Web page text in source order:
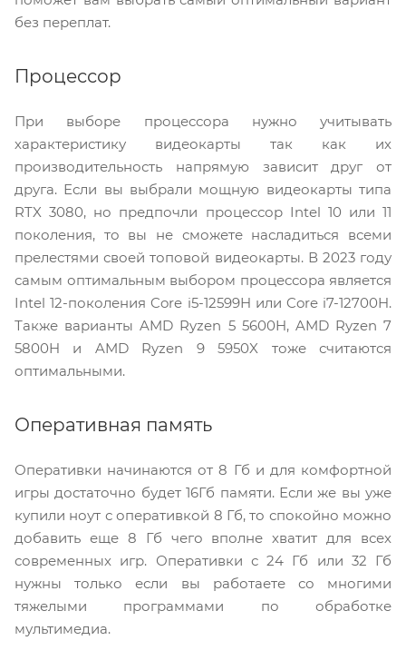
без переплат.
Процессор
При выборе процессора нужно учитывать
характеристику видеокарты так как их
производительность напрямую зависит друг от
друга. Если вы выбрали мощную видеокарты типа
RTX 3080, но предпочли процессор Intel 10 или 11
поколения, то вы не сможете насладиться всеми
прелестями своей топовой видеокарты. В 2023 году
самым оптимальным выбором процессора является
Intel 12-поколения Core i5-12599H или Core i7-12700H.
Также варианты AMD Ryzen 5 5600H, AMD Ryzen 7
5800H и AMD Ryzen 9 5950X тоже считаются
оптимальными.
Оперативная память
Оперативки начинаются от 8 Гб и для комфортной
игры достаточно будет 16Гб памяти. Если же вы уже
купили ноут с оперативкой 8 Гб, то спокойно можно
добавить еще 8 Гб чего вполне хватит для всех
современных игр. Оперативки с 24 Гб или 32 Гб
нужны только если вы работаете со многими
тяжелыми программами по обработке
мультимедиа.